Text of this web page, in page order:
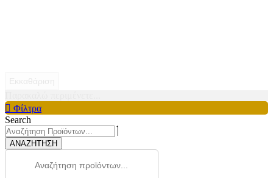
Φίλτρα
Search
ΑΝΑΖΗΤΗΣΗ
Products